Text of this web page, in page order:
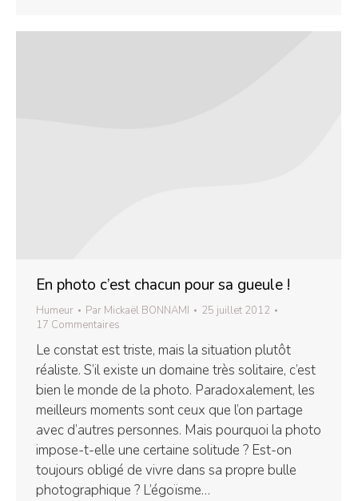
En photo c’est chacun pour sa gueule !
Humeur Par Mickaël BONNAMI
25 juillet 2012
17 Commentaires
Le constat est triste, mais la situation plutôt
réaliste. S’il existe un domaine très solitaire, c’est
bien le monde de la photo. Paradoxalement, les
meilleurs moments sont ceux que l’on partage
avec d’autres personnes. Mais pourquoi la photo
impose-t-elle une certaine solitude ? Est-on
toujours obligé de vivre dans sa propre bulle
photographique ? L’égoïsme…